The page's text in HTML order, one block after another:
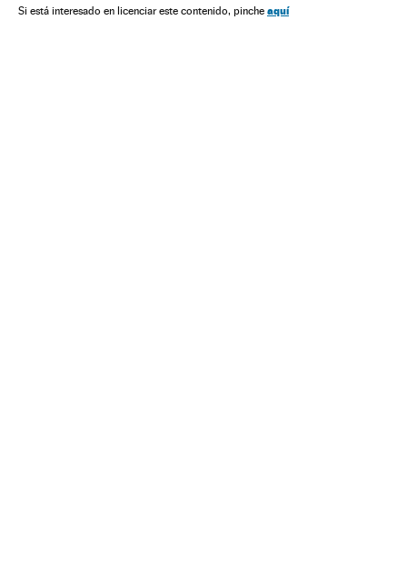
Empresas Comunicação Ciência Icon
Si está interesado en licenciar este contenido, pinche aquí